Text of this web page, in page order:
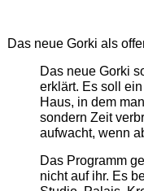
Das neue Gorki als
Das neue Gorki
erklärt. Es soll
Haus, in dem
sondern Zeit
aufwacht, wenn
Das Programm
nicht auf ihr. Es